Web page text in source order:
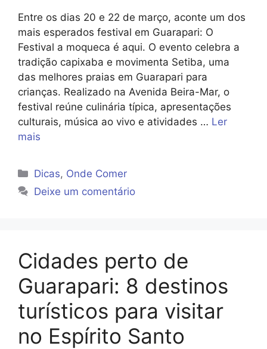
Entre os dias 20 e 22 de março, aconte um dos
mais esperados festival em Guarapari: O
Festival a moqueca é aqui. O evento celebra a
tradição capixaba e movimenta Setiba, uma
das melhores praias em Guarapari para
crianças. Realizado na Avenida Beira-Mar, o
festival reúne culinária típica, apresentações
culturais, música ao vivo e atividades … Ler
mais
Categorias
Dicas, Onde Comer
Deixe um comentário
Cidades perto de
Guarapari: 8 destinos
turísticos para visitar
no Espírito Santo